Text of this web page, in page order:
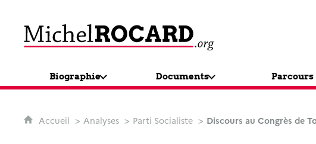
MichelRocard.org
Biographie Documents Parcours
Accueil Analyses Parti Socialiste Discours au Congrès de